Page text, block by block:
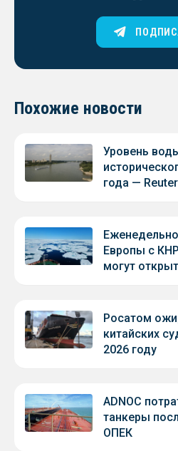
Похожие новости
Уровень
года —
Европы с
могут
Росатом
китайских
2026 году
ADNOC
танкеры
ОПЕК